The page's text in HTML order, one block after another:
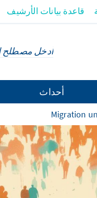
قاعدة بيانات الأرشيف
أحداث
Migration